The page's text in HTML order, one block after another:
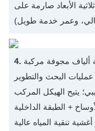
الأبعاد صارمة على
ألياف مجوفة مركبة
البحث والتطوير
يتيح الهيكل المركب
+ الطبقة الداخلية
تنقية المياه عالية